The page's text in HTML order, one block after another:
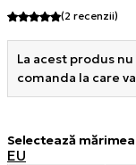
(2 recenzii)
La acest produs
comanda la care
Selectează mărimea
EU